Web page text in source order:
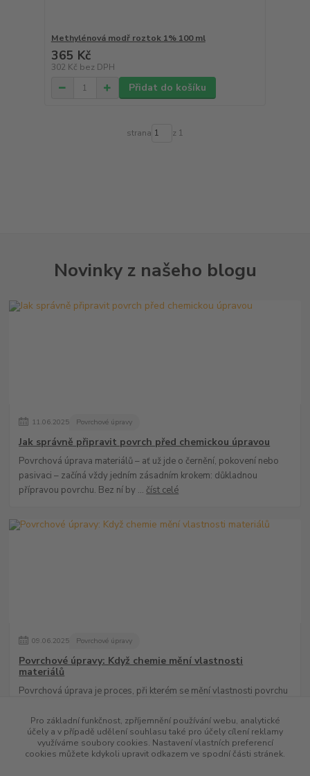
Methylénová modř roztok 1% 100 ml
365 Kč
302 Kč bez DPH
Přidat do košíku
strana z 1
Novinky z našeho blogu
11.06.2025 Povrchové úpravy
Jak správně připravit povrch před chemickou úpravou
Povrchová úprava materiálů – ať už jde o černění, pokovení nebo
pasivaci – začíná vždy jedním zásadním krokem: důkladnou
přípravou povrchu. Bez ní by ... číst celé
09.06.2025 Povrchové úpravy
Povrchové úpravy: Když chemie mění vlastnosti
materiálů
Povrchová úprava je proces, při kterém se mění vlastnosti povrchu
průmyslu hraj...číst celé
Pro základní funkčnost, zpříjemnění používání webu, analytické
účely a v případě udělení souhlasu také pro účely cílení reklamy
využíváme soubory cookies. Nastavení vlastních preferencí
cookies můžete kdykoli upravit odkazem ve spodní části stránek.